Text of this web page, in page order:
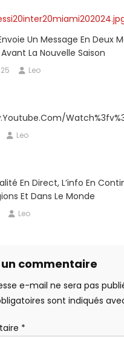
Un Message En Deux
La Nouvelle Saison
Leo
Leo
En Direct, L’info En
Et Dans Le Monde
Leo
un commentaire
e-mail ne sera pas
sont indiqués
*